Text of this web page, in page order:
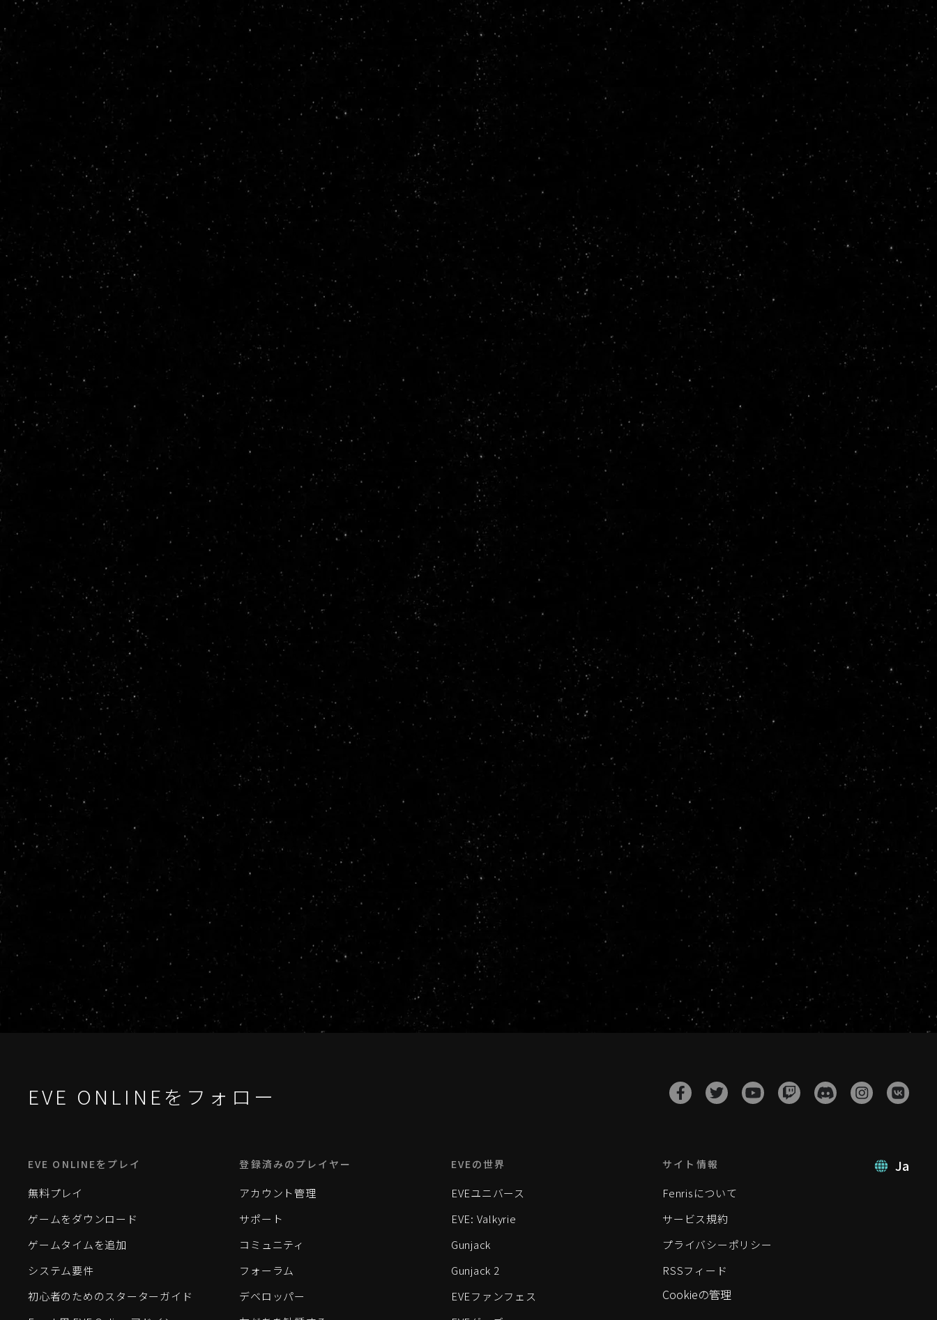
EVE ONLINEをフォロー
Ja
EVE ONLINEをプレイ
無料プレイ
ゲームをダウンロード
ゲームタイムを追加
システム要件
初心者のためのスターターガイド
登録済みのプレイヤー
アカウント管理
サポート
コミュニティ
フォーラム
デベロッパー
EVEの世界
EVEユニバース
EVE: Valkyrie
Gunjack
Gunjack 2
EVEファンフェス
サイト情報
Fenrisについて
サービス規約
プライバシーポリシー
RSSフィード
Cookieの管理